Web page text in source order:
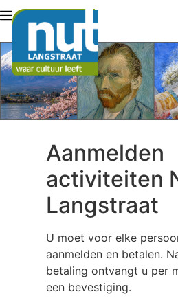
Lid worden
Aanmelden
activiteiten
Langstraat
U moet voor elke
aanmelden en betalen.
betaling ontvangt u per
een bevestiging.